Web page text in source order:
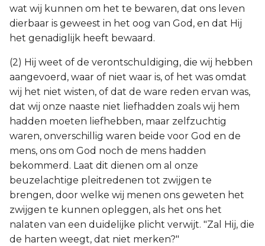
wat wij kunnen om het te bewaren, dat ons leven
dierbaar is geweest in het oog van God, en dat Hij
het genadiglijk heeft bewaard.
(2) Hij weet of de verontschuldiging, die wij hebben
aangevoerd, waar of niet waar is, of het was omdat
wij het niet wisten, of dat de ware reden ervan was,
dat wij onze naaste niet liefhadden zoals wij hem
hadden moeten liefhebben, maar zelfzuchtig
waren, onverschillig waren beide voor God en de
mens, ons om God noch de mens hadden
bekommerd. Laat dit dienen om al onze
beuzelachtige pleitredenen tot zwijgen te
brengen, door welke wij menen ons geweten het
zwijgen te kunnen opleggen, als het ons het
nalaten van een duidelijke plicht verwijt. "Zal Hij, die
de harten weegt, dat niet merken?"